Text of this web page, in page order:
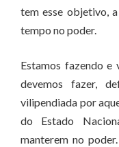
tem esse objetivo,
tempo no poder.
Estamos fazendo e
devemos fazer,
vilipendiada por
do Estado
manterem no